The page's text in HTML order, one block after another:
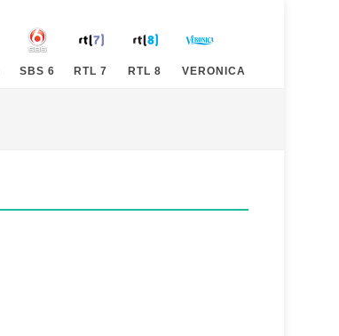
SBS 6 RTL 7 RTL 8 VERONICA